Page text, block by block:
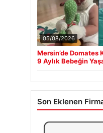
05/08/2026
Mersin’de Domates
9 Aylık Bebeğin
Son Eklenen